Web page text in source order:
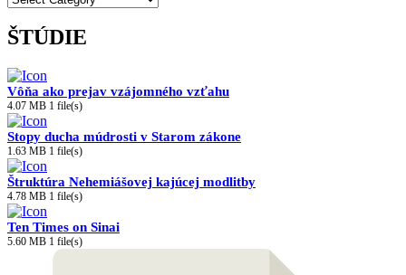
ŠTÚDIE
Vôňa ako prejav vzájomného vzťahu
4.07 MB 1 file(s)
Stopy ducha múdrosti v Starom zákone
1.63 MB 1 file(s)
Štruktúra Nehemiášovej kajúcej modlitby
4.78 MB 1 file(s)
Ten Times on Sinai
5.60 MB 1 file(s)